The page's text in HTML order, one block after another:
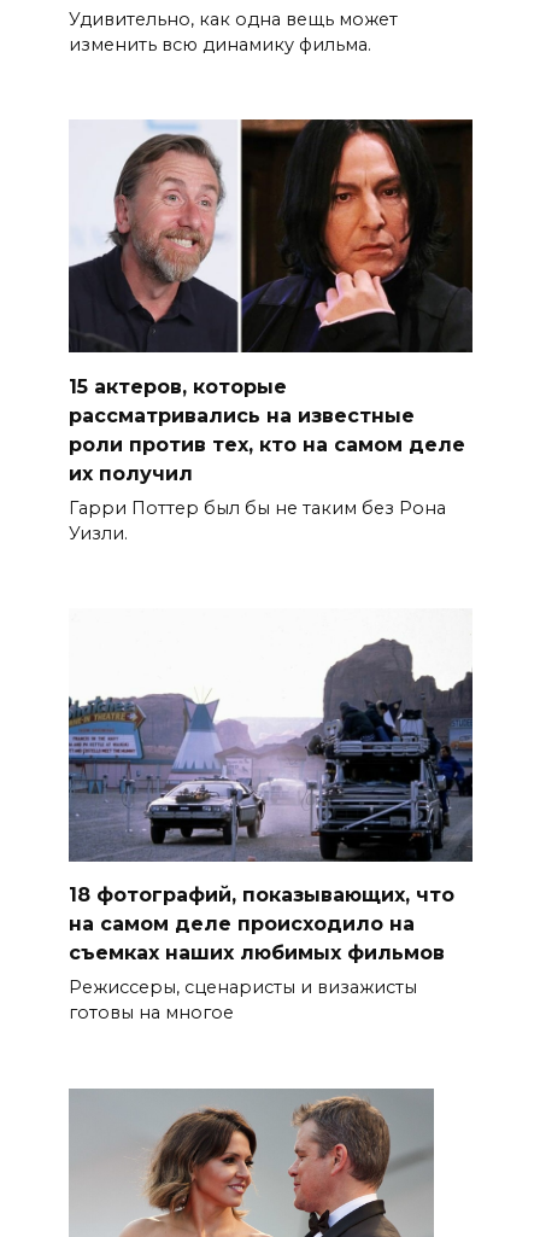
Удивительно, как одна вещь может
изменить всю динамику фильма.
15 актеров, которые
рассматривались на известные
роли против тех, кто на самом деле
их получил
Гарри Поттер был бы не таким без Рона
Уизли.
18 фотографий, показывающих, что
на самом деле происходило на
съемках наших любимых фильмов
Режиссеры, сценаристы и визажисты
готовы на многое